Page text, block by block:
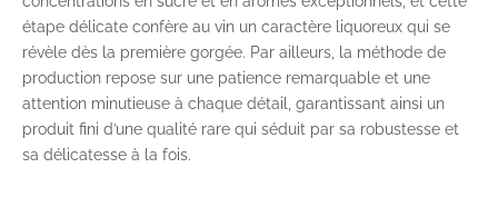
étape délicate confère au vin un caractère liquoreux qui se
révèle dès la première gorgée. Par ailleurs, la méthode de
production repose sur une patience remarquable et une
attention minutieuse à chaque détail, garantissant ainsi un
produit fini d’une qualité rare qui séduit par sa robustesse et
sa délicatesse à la fois.